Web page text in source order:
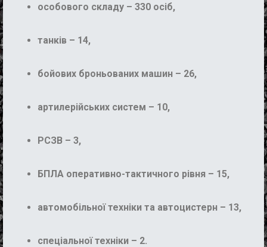
особового складу – 330 осіб,
танків – 14,
бойових броньованих машин – 26,
артилерійських систем – 10,
РСЗВ – 3,
БПЛА оперативно-тактичного рівня – 15,
автомобільної техніки та автоцистерн – 13,
спеціальної техніки – 2.